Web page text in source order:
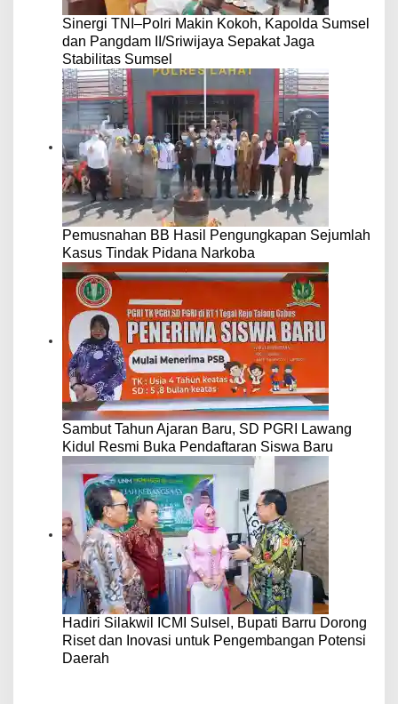
Sinergi TNI–Polri Makin Kokoh, Kapolda Sumsel
dan Pangdam II/Sriwijaya Sepakat Jaga
Stabilitas Sumsel
Pemusnahan BB Hasil Pengungkapan Sejumlah
Kasus Tindak Pidana Narkoba
Sambut Tahun Ajaran Baru, SD PGRI Lawang
Kidul Resmi Buka Pendaftaran Siswa Baru
Hadiri Silakwil ICMI Sulsel, Bupati Barru Dorong
Riset dan Inovasi untuk Pengembangan Potensi
Daerah